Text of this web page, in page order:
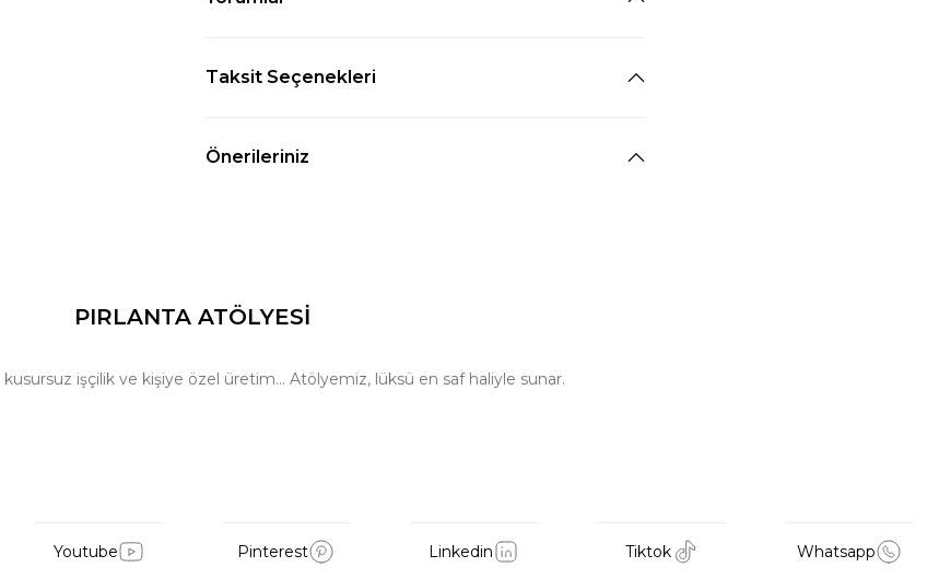
Taksit Seçenekleri
Önerileriniz
PIRLANTA ATÖLYESİ
işçilik ve kişiye özel üretim… Atölyemiz, lüksü en saf haliyle sunar.
Youtube Pinterest Linkedin Tiktok Whatsapp